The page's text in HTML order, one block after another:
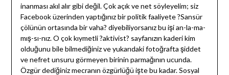
inanması akıl alır gibi değil. Çok açık ve net söyleyelim; siz
Facebook üzerinden yaptığınız bir politik faaliyete ?Sansür
çölünün ortasında bir vaha? diyebiliyorsanız bu işi an-la-ma-
mış-sı-nız. O çok kıymetli ?aktivist? sayfanızın kaderi kim
olduğunu bile bilmediğiniz ve yukarıdaki fotoğrafta şiddet
ve nefret unsuru görmeyen birinin parmağının ucunda.
Özgür dediğiniz mecranın özgürlüğü işte bu kadar. Sosyal